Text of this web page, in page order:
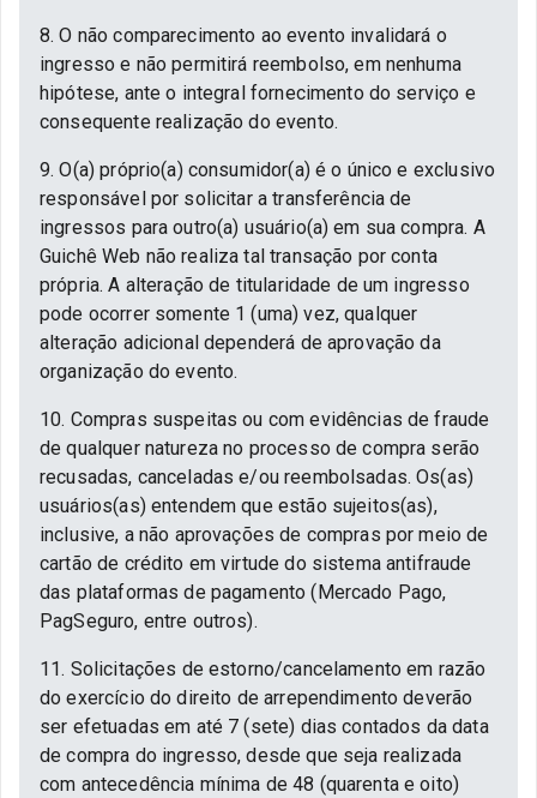
8. O não comparecimento ao evento invalidará o
ingresso e não permitirá reembolso, em nenhuma
hipótese, ante o integral fornecimento do serviço e
consequente realização do evento.
9. O(a) próprio(a) consumidor(a) é o único e exclusivo
responsável por solicitar a transferência de
ingressos para outro(a) usuário(a) em sua compra. A
Guichê Web não realiza tal transação por conta
própria. A alteração de titularidade de um ingresso
pode ocorrer somente 1 (uma) vez, qualquer
alteração adicional dependerá de aprovação da
organização do evento.
10. Compras suspeitas ou com evidências de fraude
de qualquer natureza no processo de compra serão
recusadas, canceladas e/ou reembolsadas. Os(as)
usuários(as) entendem que estão sujeitos(as),
inclusive, a não aprovações de compras por meio de
cartão de crédito em virtude do sistema antifraude
das plataformas de pagamento (Mercado Pago,
PagSeguro, entre outros).
11. Solicitações de estorno/cancelamento em razão
do exercício do direito de arrependimento deverão
ser efetuadas em até 7 (sete) dias contados da data
de compra do ingresso, desde que seja realizada
com antecedência mínima de 48 (quarenta e oito)